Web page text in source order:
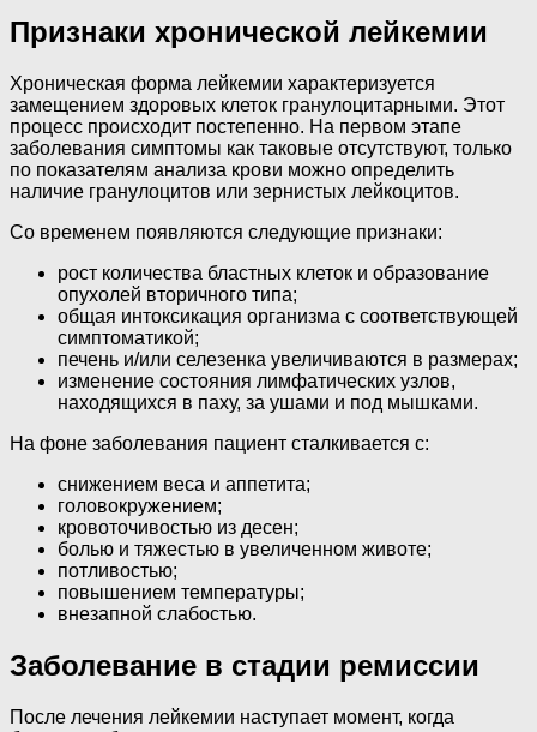
Признаки хронической лейкемии
Хроническая форма лейкемии характеризуется
замещением здоровых клеток гранулоцитарными. Этот
процесс происходит постепенно. На первом этапе
заболевания симптомы как таковые отсутствуют, только
по показателям анализа крови можно определить
наличие гранулоцитов или зернистых лейкоцитов.
Со временем появляются следующие признаки:
рост количества бластных клеток и образование
опухолей вторичного типа;
общая интоксикация организма с соответствующей
симптоматикой;
печень и/или селезенка увеличиваются в размерах;
изменение состояния лимфатических узлов,
находящихся в паху, за ушами и под мышками.
На фоне заболевания пациент сталкивается с:
снижением веса и аппетита;
головокружением;
кровоточивостью из десен;
болью и тяжестью в увеличенном животе;
потливостью;
повышением температуры;
внезапной слабостью.
Заболевание в стадии ремиссии
После лечения лейкемии наступает момент, когда